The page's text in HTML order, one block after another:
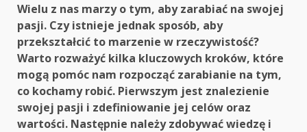
Wielu z nas marzy o tym, aby zarabiać na swojej
pasji. Czy istnieje jednak sposób, aby
przekształcić to marzenie w rzeczywistość?
Warto rozważyć kilka kluczowych kroków, które
mogą pomóc nam rozpocząć zarabianie na tym,
co kochamy robić. Pierwszym jest znalezienie
swojej pasji i zdefiniowanie jej celów oraz
wartości. Następnie należy zdobywać wiedzę i